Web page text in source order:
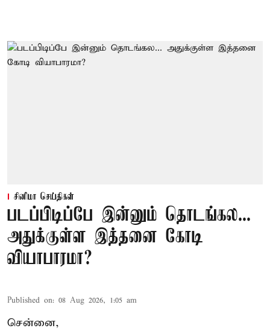
சினிமா செய்திகள்
படப்பிடிப்பே இன்னும் தொடங்கல...
அதுக்குள்ள இத்தனை கோடி
வியாபாரமா?
Published on: 08 Aug 2026, 1:05 am
சென்னை,